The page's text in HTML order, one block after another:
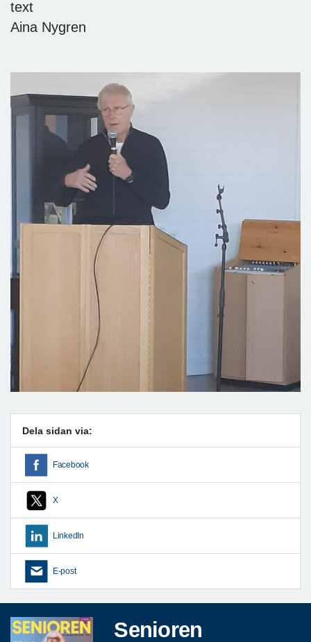
text
Aina Nygren
Dela sidan via:
Facebook
X
LinkedIn
E-post
Senioren